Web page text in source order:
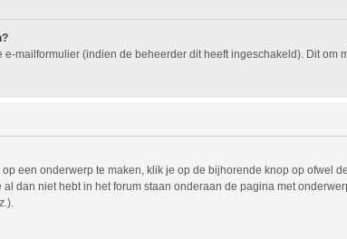
mailformulier (indien de beheerder dit heeft ingeschakeld). Dit om
een onderwerp te maken, klik je op de bijhorende knop op ofwel
dan niet hebt in het forum staan onderaan de pagina met
).